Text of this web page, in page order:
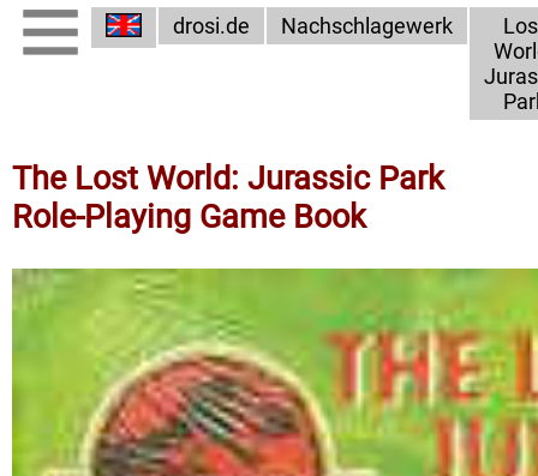
drosi.de Nachschlagewerk
The Lost World: Jurassic Park
Role-Playing Game Book